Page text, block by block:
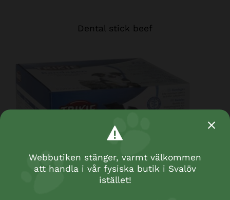
Dental stick beef
Webbutiken stänger, varmt välkommen
att handla i vår fysiska butik i Svalöv
istället!